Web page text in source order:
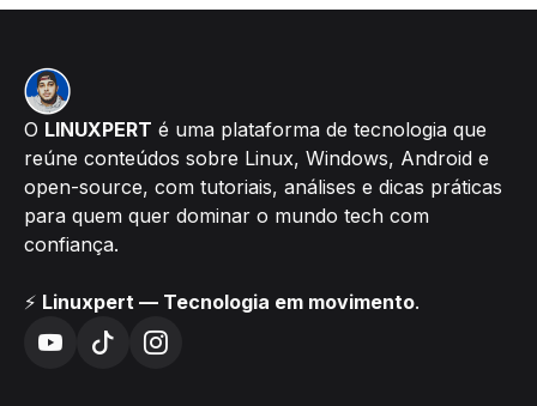
O LINUXPERT é uma plataforma de tecnologia que
reúne conteúdos sobre Linux, Windows, Android e
open-source, com tutoriais, análises e dicas práticas
para quem quer dominar o mundo tech com
confiança.
⚡ Linuxpert — Tecnologia em movimento.